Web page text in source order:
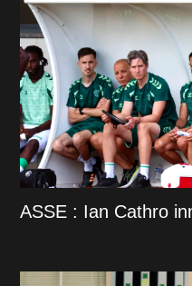
ASSE : Ian Cathro